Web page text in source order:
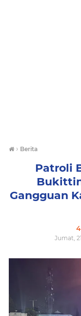
› Berita
Patroli
Gangguan
Jumat,